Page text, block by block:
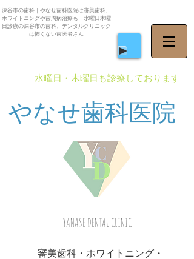
深谷市の歯科｜やなせ歯科医院は審美歯科、
ホワイトニングや歯周病治療も｜水曜日木曜
日診療の深谷市の歯科、デンタルクリニック
は怖くない歯医者さん
​水曜日・木曜日も診療しております
やなせ歯科医院
YANASE DENTAL CLINIC
審美歯科・ホワイトニング・